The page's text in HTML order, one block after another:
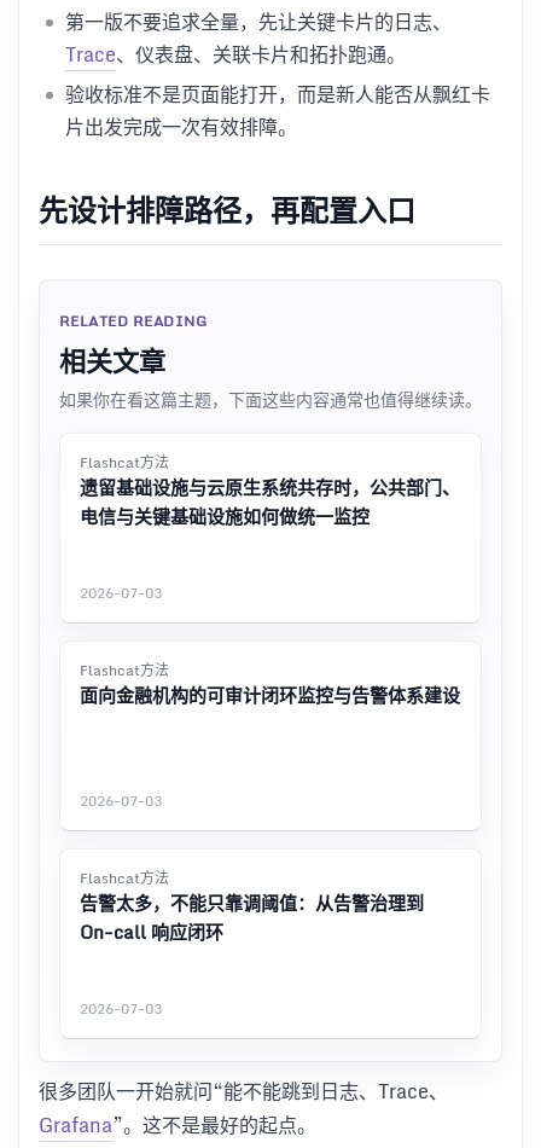
第一版不要追求全量，先让关键卡片的日志、
Trace、仪表盘、关联卡片和拓扑跑通。
验收标准不是页面能打开，而是新人能否从飘红卡
片出发完成一次有效排障。
先设计排障路径，再配置入口
RELATED READING
相关文章
如果你在看这篇主题，下面这些内容通常也值得继续读。
Flashcat方法
遗留基础设施与云原生系统共存时，公共部门、
电信与关键基础设施如何做统一监控
2026-07-03
Flashcat方法
面向金融机构的可审计闭环监控与告警体系建设
2026-07-03
Flashcat方法
告警太多，不能只靠调阈值：从告警治理到
On-call 响应闭环
2026-07-03
很多团队一开始就问“能不能跳到日志、Trace、
Grafana”。这不是最好的起点。